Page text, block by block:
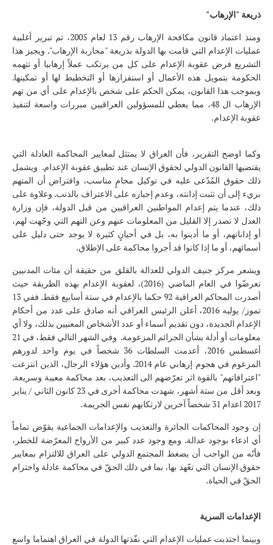
ذريعة "الإرهاب"
ومنذ اعتماد قانون مكافحة الإرهاب رقم 13 لعام 2005، تم تبرير أغلبية
عمليات الإعدام التي قامت بها الدولة بذريعة "محاربة الإرهاب". ويجيز هذا
التشريع فرض عقوبة الإعدام على كل من يرتكب عملاً إرهابيا أو تتهمه
الحكومة بتمويل هذه الأعمال أو استفزازها أو التخطيط لها أو تمكينها.
وبموجب هذا القانون، يمكن الحكم على شخص بالإعدام على أي من تهم
الإرهاب ال 48، مما يعطي للمسؤولين العراقيين مبررات واسعة لتنفيذ
عقوبة الإعدام.
وكما اوضح التقرير، فأن العراق لا يمتثل لمعايير المحاكمة العادلة التي
يقتضيها القانون الدولي لحقوق الإنسان عند تطبيق عقوبة الإعدام. ويشمل
ذلك حقوق المُدّعى عليه في توكيل محامٍ مناسب، وافتراض أن المتهم
بريء إلى أن تثبت إدانته، وعدم إجباره على الاعتراف بالذنب. وعلاوة على
ذلك، عندما يتم إعدام المواطنين العراقيين من قبل الدولة، فإن وزارة
العدل لا تصدر إلا القليل من المعلومات عنهم وعن التهم التي وجّهت لهم،
أو إداناتهم، أو ما أدينوا به، بل في أحيانٍ كثيرة لا يوجد حتى دليل على
أسمائهم، أو ما إذا كانوا قد أجروا محاكمة على الإطلاق.
ويشعر مركز جنيف الدولي للعدالة بالقلق من حقيقة أن مئات المدنيين
تعرضّوا في العام الماضي (2016)، لعقوبة الإعدام بهذه الطريقة حيث
أصدرت المحاكم العراقية 92 حكما بالإعدام في ستة أسابيع فقط. ففي 13
تموز/ يوليه 2016، أعلن الرئيس العراقي أنه صادق على عدد من أحكام
الإعدام الجديدة، دون تقديم أسماء أو عدد الأشخاص المعنيين بذلك، ولا أي
معلومات أو أدلة بشأن الجرائم المزعومة. وفي الشهر التالي فقط، في 21
أغسطس 2016، أعدمت السلطات 36 شخصاً في يوم واحد لدورهم
المزعوم في هجوم إرهابي عام 2014. وأدين هؤلاء الرجال، الذين انتزعت
"اعترافاتهم" بالقوة اثر تعرّضهم الى التعذيب، بعد محاكمة معيبة وسريعة.
وبعد أقل من ستة أشهر، شهدت محاكمة أخرى في 23 كانون الثاني / يناير
2017 اعدام 31 شخصاً آخرين لارتكابهم نفس الجريمة.
إن وجود المحاكمات الجائرة والتعذيب والإعدامات الجماعية يقوّض تماماً
أي ادعاء بوجود عدالة. ومع وجود عدد كبير من الأرواح المعرّضة للخطر،
فأنّه من الواجب أن يضغط المجتمع الدولي على العراق للالتزام بمعايير
حقوق الإنسان التي تعّهد بها، بما في ذلك الحقّ في محاكمة عادلة واحترام
الحقّ في الحياة.
الإعدامات السرية
وبينما اجتذبت عمليات الإعدام التي نفّذتها الدولة في العراق اهتماما واسع